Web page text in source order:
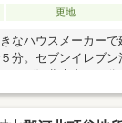
更地
なハウスメーカーで
分。セブンイレブン